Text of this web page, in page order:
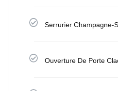
Serrurier Champagne-
Ouverture De Porte